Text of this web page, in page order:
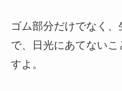
ゴム部分だけでなく
で、日光にあてない
すよ。